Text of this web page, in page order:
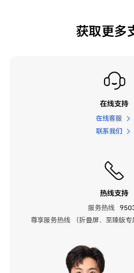
获取更多
在线支持
在线客服
联系我们
热线支持
服务热线
尊享服务热线 （折叠屏、至臻版专